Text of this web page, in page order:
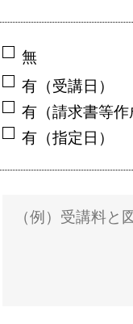
無
有（受講日）
有（請求書等
有（指定日）